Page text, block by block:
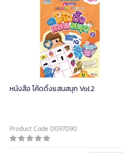
หนังสือ โค้ดดิ้งแสนสนุก Vol.2
Product Code D097090